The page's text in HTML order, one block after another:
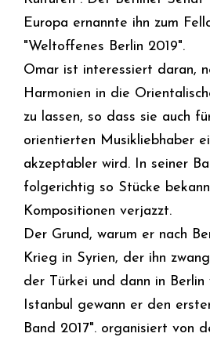
Europa ernannte ihn zum
"Weltoffenes Berlin 2019".
Omar ist interessiert daran,
Harmonien in die
zu lassen, so dass sie auch
orientierten Musikliebhaber
akzeptabler wird. In seiner
folgerichtig so Stücke
Kompositionen verjazzt.
Der Grund, warum er nach
Krieg in Syrien, der ihn
der Türkei und dann in Berlin
Istanbul gewann er den
Band 2017". organisiert von